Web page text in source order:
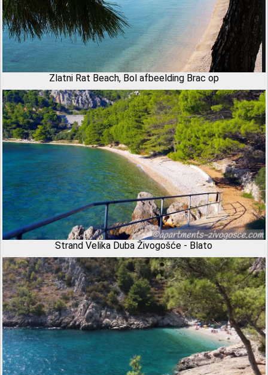
Zlatni Rat Beach, Bol afbeelding Brac op
Strand Velika Duba Živogošće - Blato